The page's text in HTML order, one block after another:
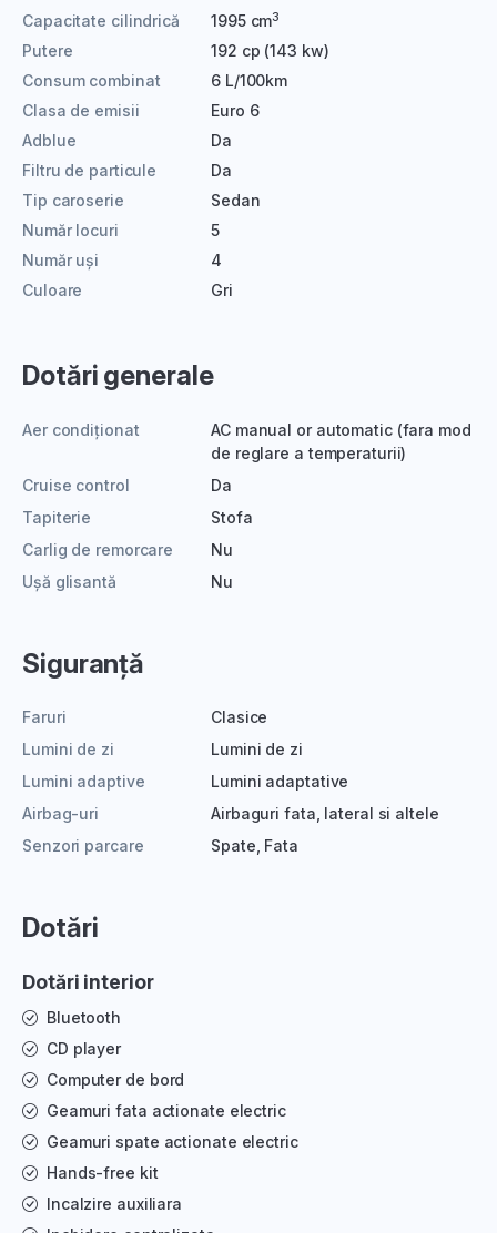
Capacitate cilindrică
1995 cm3
Putere
192 cp (143 kw)
Consum combinat
6 L/100km
Clasa de emisii
Euro 6
Adblue
Da
Filtru de particule
Da
Tip caroserie
Sedan
Număr locuri
5
Număr uși
4
Culoare
Gri
Dotări generale
Aer condiționat
AC manual or automatic (fara mod
de reglare a temperaturii)
Cruise control
Da
Tapiterie
Stofa
Carlig de remorcare
Nu
Ușă glisantă
Nu
Siguranță
Faruri
Clasice
Lumini de zi
Lumini de zi
Lumini adaptive
Lumini adaptative
Airbag-uri
Airbaguri fata, lateral si altele
Senzori parcare
Spate, Fata
Dotări
Dotări interior
Bluetooth
CD player
Computer de bord
Geamuri fata actionate electric
Geamuri spate actionate electric
Hands-free kit
Incalzire auxiliara